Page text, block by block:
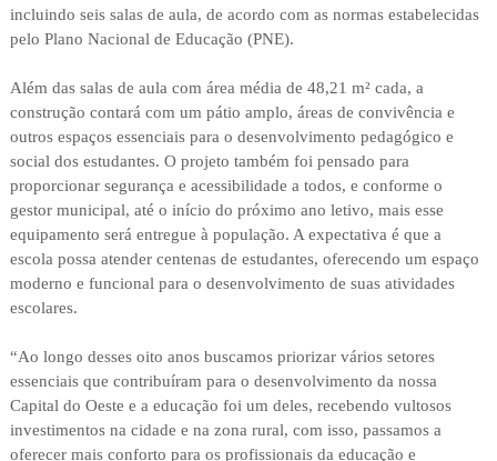
incluindo seis salas de aula, de acordo com as normas estabelecidas
pelo Plano Nacional de Educação (PNE).
Além das salas de aula com área média de 48,21 m² cada, a
construção contará com um pátio amplo, áreas de convivência e
outros espaços essenciais para o desenvolvimento pedagógico e
social dos estudantes. O projeto também foi pensado para
proporcionar segurança e acessibilidade a todos, e conforme o
gestor municipal, até o início do próximo ano letivo, mais esse
equipamento será entregue à população. A expectativa é que a
escola possa atender centenas de estudantes, oferecendo um espaço
moderno e funcional para o desenvolvimento de suas atividades
escolares.
“Ao longo desses oito anos buscamos priorizar vários setores
essenciais que contribuíram para o desenvolvimento da nossa
Capital do Oeste e a educação foi um deles, recebendo vultosos
investimentos na cidade e na zona rural, com isso, passamos a
oferecer mais conforto para os profissionais da educação e